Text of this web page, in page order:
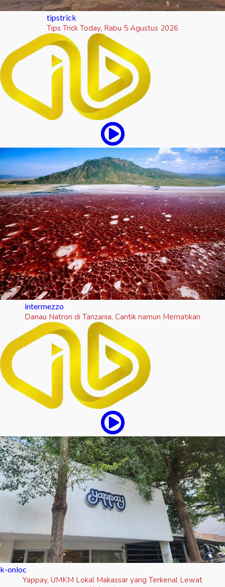
tipstrick
Tips Trick Today, Rabu 5 Agustus 2026
intermezzo
Danau Natron di Tanzania, Cantik namun Mematikan
k-onloc
Yappay, UMKM Lokal Makassar yang Terkenal Lewat